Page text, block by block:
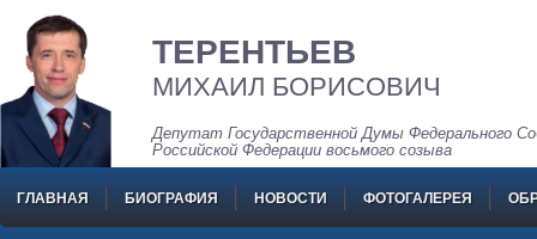
ТЕРЕНТЬЕВ
МИХАИЛ БОРИСОВИЧ
Депутат Государственной Думы Федерального
Российской Федерации восьмого созыва
ГЛАВНАЯ БИОГРАФИЯ НОВОСТИ ФОТОГАЛЕРЕЯ